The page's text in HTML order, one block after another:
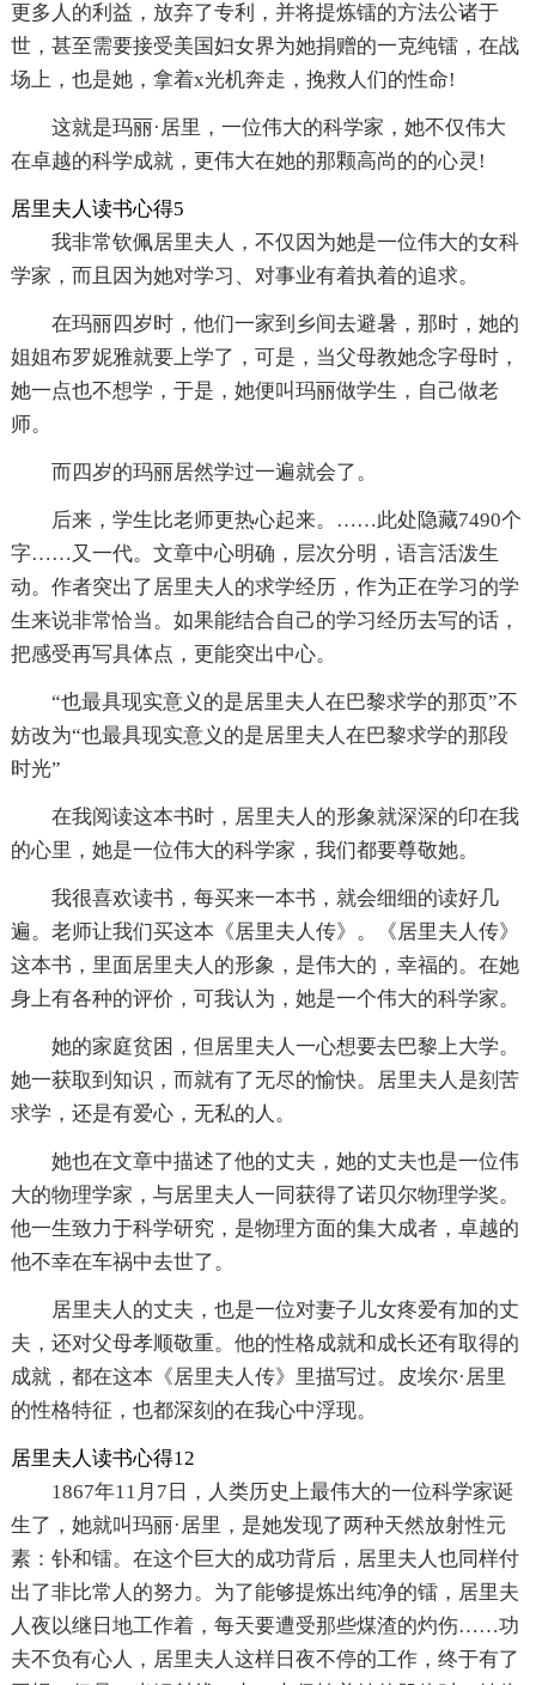
更多人的利益，放弃了专利，并将提炼镭的方法公诸于
世，甚至需要接受美国妇女界为她捐赠的一克纯镭，在战
场上，也是她，拿着x光机奔走，挽救人们的性命!
这就是玛丽·居里，一位伟大的科学家，她不仅伟大
在卓越的科学成就，更伟大在她的那颗高尚的的心灵!
居里夫人读书心得5
我非常钦佩居里夫人，不仅因为她是一位伟大的女科
学家，而且因为她对学习、对事业有着执着的追求。
在玛丽四岁时，他们一家到乡间去避暑，那时，她的
姐姐布罗妮雅就要上学了，可是，当父母教她念字母时，
她一点也不想学，于是，她便叫玛丽做学生，自己做老
师。
而四岁的玛丽居然学过一遍就会了。
后来，学生比老师更热心起来。
……此处隐藏7490个
字……又一代。文章中心明确，层次分明，语言活泼生
动。作者突出了居里夫人的求学经历，作为正在学习的学
生来说非常恰当。如果能结合自己的学习经历去写的话，
把感受再写具体点，更能突出中心。
“也最具现实意义的是居里夫人在巴黎求学的那页”不
妨改为“也最具现实意义的是居里夫人在巴黎求学的那段
时光”
在我阅读这本书时，居里夫人的形象就深深的印在我
的心里，她是一位伟大的科学家，我们都要尊敬她。
我很喜欢读书，每买来一本书，就会细细的读好几
遍。老师让我们买这本《居里夫人传》。《居里夫人传》
这本书，里面居里夫人的形象，是伟大的，幸福的。在她
身上有各种的评价，可我认为，她是一个伟大的科学家。
她的家庭贫困，但居里夫人一心想要去巴黎上大学。
她一获取到知识，而就有了无尽的愉快。居里夫人是刻苦
求学，还是有爱心，无私的人。
她也在文章中描述了他的丈夫，她的丈夫也是一位伟
大的物理学家，与居里夫人一同获得了诺贝尔物理学奖。
他一生致力于科学研究，是物理方面的集大成者，卓越的
他不幸在车祸中去世了。
居里夫人的丈夫，也是一位对妻子儿女疼爱有加的丈
夫，还对父母孝顺敬重。他的性格成就和成长还有取得的
成就，都在这本《居里夫人传》里描写过。皮埃尔·居里
的性格特征，也都深刻的在我心中浮现。
居里夫人读书心得12
1867年11月7日，人类历史上最伟大的一位科学家诞
生了，她就叫玛丽·居里，是她发现了两种天然放射性元
素：钋和镭。在这个巨大的成功背后，居里夫人也同样付
出了非比常人的努力。为了能够提炼出纯净的镭，居里夫
人夜以继日地工作着，每天要遭受那些煤渣的灼伤……功
夫不负有心人，居里夫人这样日夜不停的工作，终于有了